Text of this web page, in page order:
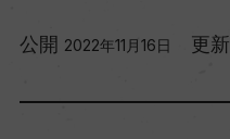
公開 2022年11月16日 更新